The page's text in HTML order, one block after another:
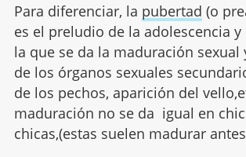
Para diferenciar, la pubertad (o
es el preludio de la adolescencia y
la que se da la maduración sexual
de los órganos sexuales
de los pechos, aparición del
maduración no se da igual en
chicas,(estas suelen madurar